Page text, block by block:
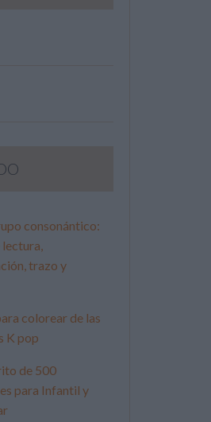
consonántico:
lectura,
trazo y
colorear de las
K pop
de 500
para Infantil y